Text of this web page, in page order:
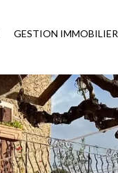
GESTION IMMOBILIER